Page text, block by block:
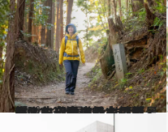
2024.12.8
恋人に出会える“あわ餅”に、他言NGの神社も!? 古代ロマンと原風景にふれる日本最古の道「山の辺の道」へ【ディープな奈良の魅力に浸る】
旅＆お出かけ